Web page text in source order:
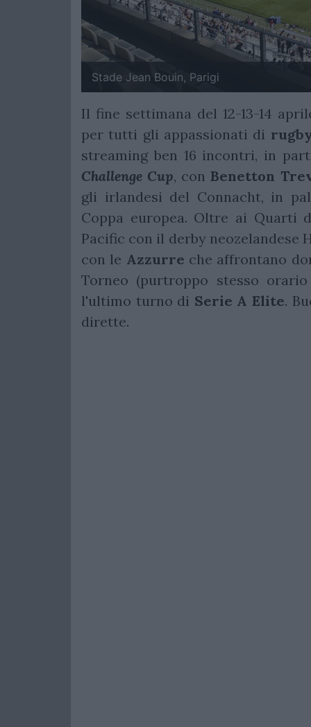
Stade Jean Bouin, Parigi
Il fine settimana del 12-13-14
per tutti gli appassionati di
streaming ben 16 incontri, in
Challenge Cup, conBenetton
gli irlandesi del Connacht, in
Coppa europea. Oltre ai Quarti
Pacific con il derby neozelandese
con le Azzurre che affrontano
Torneo (purtroppo stesso
l'ultimo turno di Serie A Elite.
dirette.